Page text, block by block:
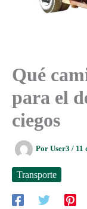
Qué
para el
ciegos
Por User3 / 11
Transporte